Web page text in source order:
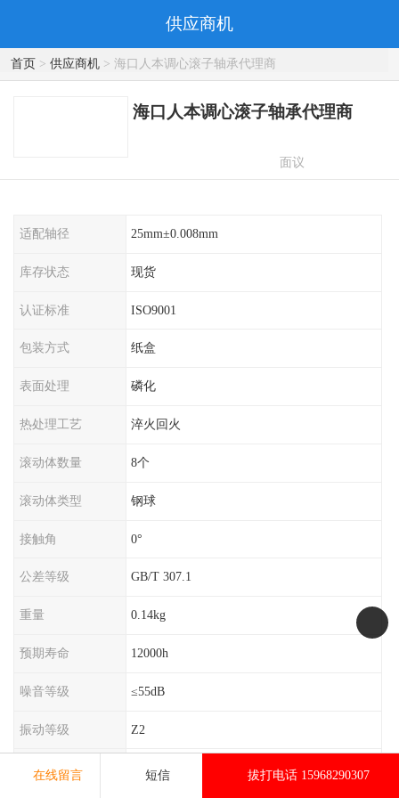
供应商机
首页> 供应商机> 海口人本调心滚子轴承代理商
海口人本调心滚子轴承代理商
面议
适配轴径 25mm±0.008mm
库存状态 现货
认证标准 ISO9001
包装方式 纸盒
表面处理 磷化
热处理工艺 淬火回火
滚动体数量 8个
滚动体类型 钢球
接触角 0°
公差等级 GB/T 307.1
重量 0.14kg
预期寿命 12000h
噪音等级 ≤55dB
振动等级 Z2
防护等级 IP65
在线留言 短信 拔打电话 15968290307